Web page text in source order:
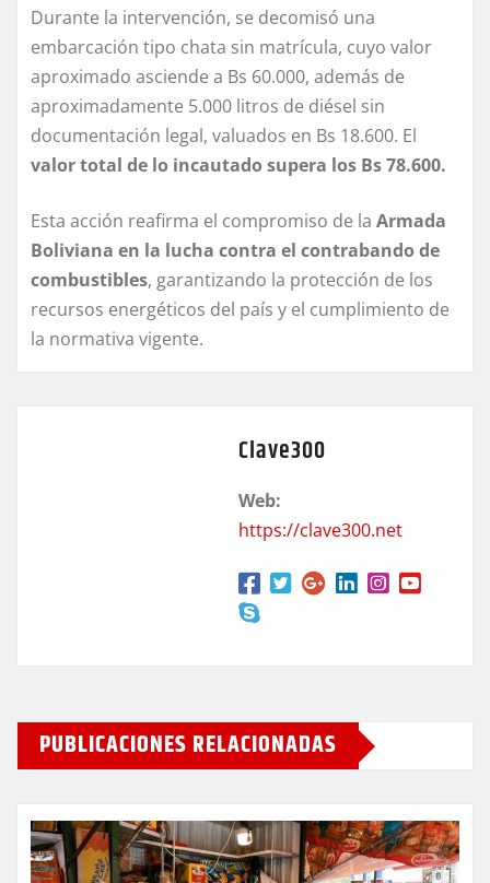
Durante la intervención, se decomisó una
embarcación tipo chata sin matrícula, cuyo valor
aproximado asciende a Bs 60.000, además de
aproximadamente 5.000 litros de diésel sin
documentación legal, valuados en Bs 18.600. El
valor total de lo incautado supera los Bs 78.600.
Esta acción reafirma el compromiso de la Armada
Boliviana en la lucha contra el contrabando de
combustibles, garantizando la protección de los
recursos energéticos del país y el cumplimiento de
la normativa vigente.
Clave300
Web:
https://clave300.net
PUBLICACIONES RELACIONADAS